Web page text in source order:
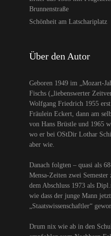
Brunnenstraße
Schönheit am Latschariplatz
Über den Autor
Geboren 1949 im „Mozart-
Fischs („liebenswerter
Wolfgang Friedrich 1955
Fräulein Eckert, dann am
von Hans Brüstle und 1965
wo er bei OStDir Lothar
aber wie.
Danach folgten – quasi als
Mensa-Zeiten zwei
dem Abschluss 1973 als
wie dass der junge Mann
„Staatswissenschaftler“
Drum nix wie ab in den